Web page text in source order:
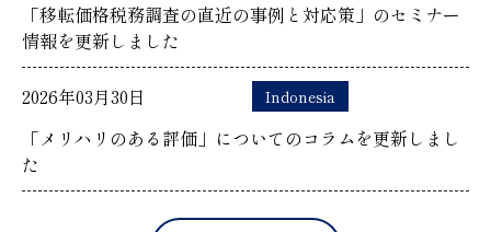
「移転価格税務調査の直近の事例と対応策」のセミナー
情報を更新しました
2026年03月30日 Indonesia
「メリハリのある評価」についてのコラムを更新しまし
た